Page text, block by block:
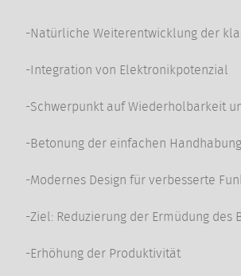
-Natürliche Weiterentwicklung der
-Integration von Elektronikpotenzial
-Schwerpunkt auf Wiederholbarkeit
-Betonung der einfachen Handhabung
-Modernes Design für verbesserte
-Ziel: Reduzierung der Ermüdung des
-Erhöhung der Produktivität